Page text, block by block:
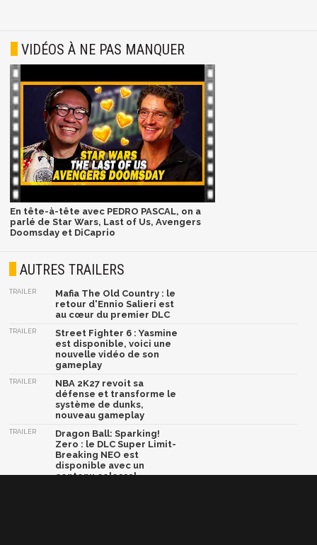
VIDÉOS À NE PAS MANQUER
En tête-à-tête avec PEDRO PASCAL, on a
parlé de Star Wars, Last of Us, Avengers
Doomsday et DiCaprio
AUTRES TRAILERS
TRAILER
Mafia The Old Country : le
retour d'Ennio Salieri est
au cœur du premier DLC
TRAILER
Street Fighter 6 : Yasmine
est disponible, voici une
nouvelle vidéo de son
gameplay
TRAILER
NBA 2K27 revoit sa
défense et transforme le
système de dunks,
nouveau gameplay
TRAILER
Dragon Ball: Sparking!
Zero : le DLC Super Limit-
Breaking NEO est
disponible avec un
contenu colossal